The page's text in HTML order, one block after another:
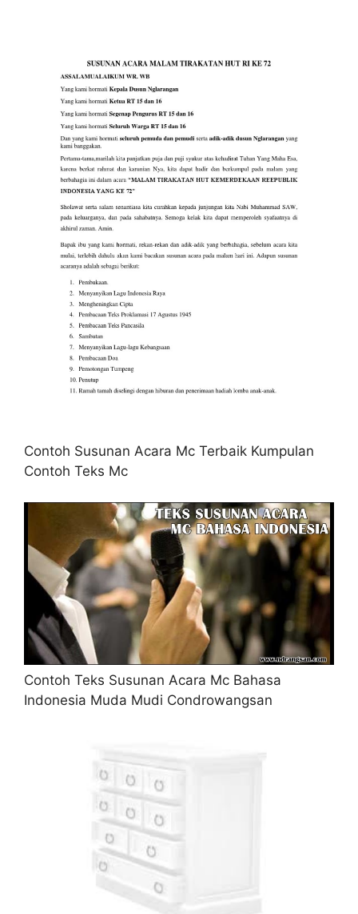
Contoh Susunan Acara Mc Terbaik Kumpulan
Contoh Teks Mc
Contoh Teks Susunan Acara Mc Bahasa
Indonesia Muda Mudi Condrowangsan